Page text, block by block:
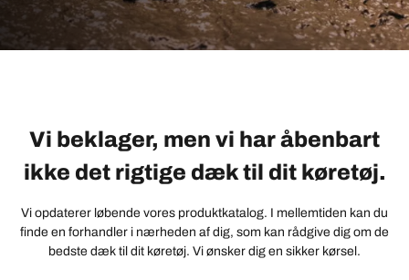
Vi beklager, men vi har åbenbart
ikke det rigtige dæk til dit køretøj.
Vi opdaterer løbende vores produktkatalog. I mellemtiden kan du
finde en forhandler i nærheden af dig, som kan rådgive dig om de
bedste dæk til dit køretøj. Vi ønsker dig en sikker kørsel.